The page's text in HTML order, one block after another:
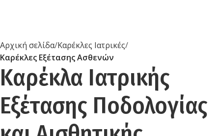
Αρχική σελίδα Καρέκλες Ιατρικές
Καρέκλες Εξέτασης Ασθενών
Καρέκλα Ιατρικής
Εξέτασης Ποδολογίας